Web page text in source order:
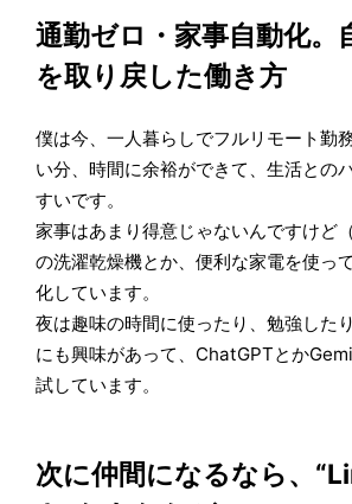
通勤ゼロ・家事自動化。
を取り戻した働き方
僕は今、一人暮らしでフルリモート勤
い分、時間に余裕ができて、生活との
すいです。
家事はあまり得意じゃないんですけど
の洗濯乾燥機とか、便利な家電を使っ
化しています。
夜は趣味の時間に使ったり、勉強した
にも興味があって、ChatGPTとか
試しています。
次に仲間になるなら、